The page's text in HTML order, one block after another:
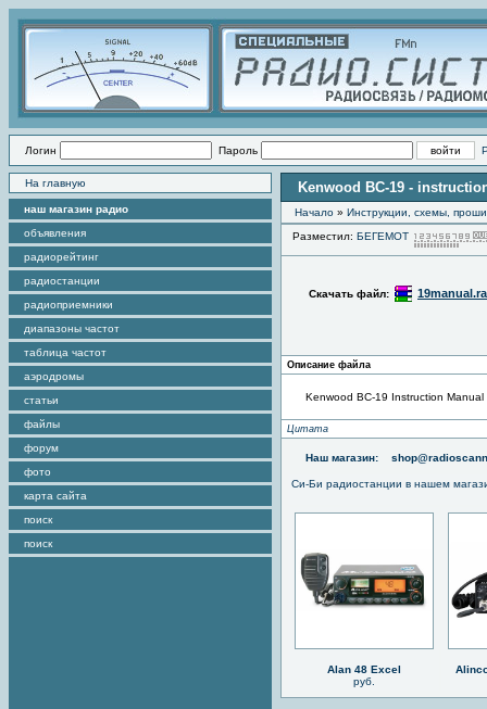
Логин Пароль
На главную
наш магазин радио
объявления
радиорейтинг
радиостанции
радиоприемники
диапазоны частот
таблица частот
аэродромы
статьи
файлы
форум
фото
карта сайта
поиск
поиск
Kenwood BC-19 -
Начало » Инструкции, схемы,
Разместил: БЕГЕМОТ
Скачать файл:
Описание файла
Kenwood ВС-19 Instruction Manual
Цитата
Наш магазин:
Си-Би радиостанции в нашем
Alan 48 Excel
руб.